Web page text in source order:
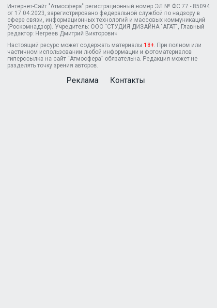
Интернет-Сайт "Атмосфера" регистрационный номер ЭЛ № ФС 77 - 85094
от 17.04.2023, зарегистрировано федеральной службой по надзору в
сфере связи, информационных технологий и массовых коммуникаций
(Роскомнадзор). Учредитель: ООО "СТУДИЯ ДИЗАЙНА "АГАТ", Главный
редактор: Негреев Дмитрий Викторович
Настоящий ресурс может содержать материалы 18+ . При полном или
частичном использовании любой информации и фотоматериалов
гиперссылка на сайт “Атмосфера” обязательна. Редакция может не
разделять точку зрения авторов.
Реклама Контакты